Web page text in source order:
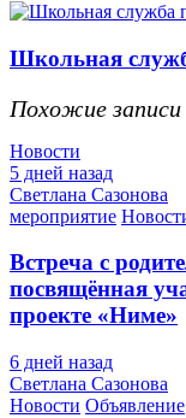
Школьная
Похожие записи
Новости
5 дней назад
Светлана Сазонова
мероприятие
Встреча с
посвящённая
проекте «Ниме»
6 дней назад
Светлана Сазонова
Новости Объявление